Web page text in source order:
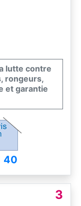
lutte contre
rongeurs,
et garantie
40
3